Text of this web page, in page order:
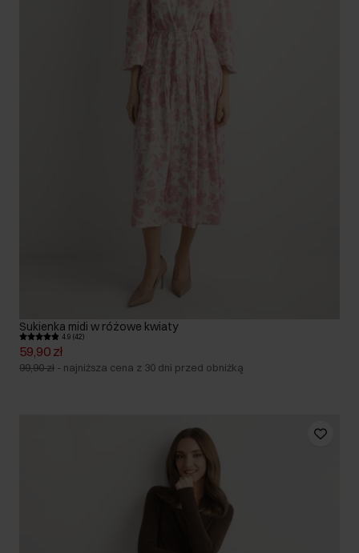
Sukienka midi w różowe kwiaty
4.9 (42)
59,90 zł
99,90 zł - najniższa cena z 30 dni przed obniżką